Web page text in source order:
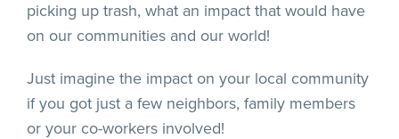
picking up trash, what an impact that would have
on our communities and our world!
Just imagine the impact on your local community
if you got just a few neighbors, family members
or your co-workers involved!